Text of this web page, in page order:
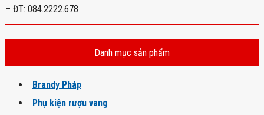
– ĐT: 084.2222.678
Danh mục sản phẩm
Brandy Pháp
Phụ kiện rượu vang